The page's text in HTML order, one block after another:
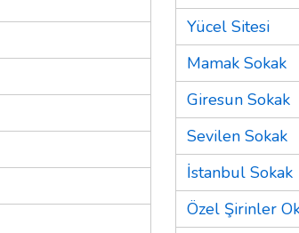
Yücel Sitesi
Mamak Sokak
Giresun Sokak
Sevilen Sokak
İstanbul Sokak
Özel Şirinler